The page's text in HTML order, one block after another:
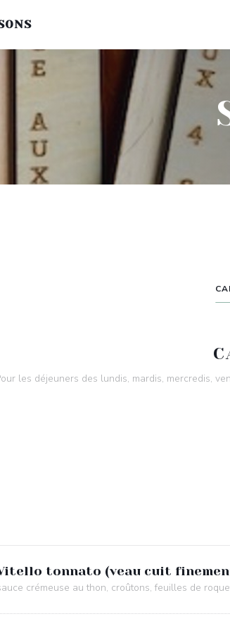
les déjeuners des lundis, mardis, mercredis,
tonnato (veau cuit
crémeuse au thon, croûtons, feuilles de